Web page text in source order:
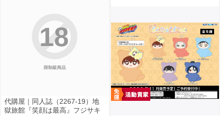
限制級商品
18
代購屋｜同人誌（2267-19）地
獄旅館『笑顔は最高』フジサキ